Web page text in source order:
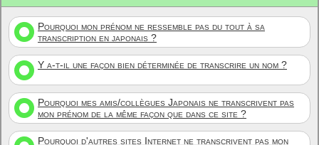
Pourquoi mon prénom ne ressemble pas du tout à sa
transcription en japonais ?
Y a-t-il une façon bien déterminée de transcrire un nom ?
Pourquoi mes amis/collègues Japonais ne transcrivent pas
mon prénom de la même façon que dans ce site ?
Pourquoi d'autres sites Internet ne transcrivent pas mon